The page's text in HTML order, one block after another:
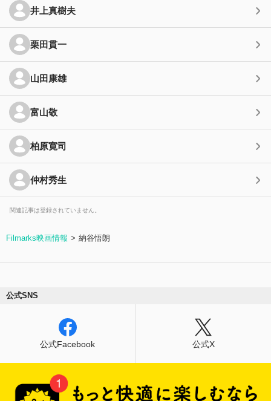
井上真樹夫
栗田貫一
山田康雄
富山敬
柏原寛司
仲村秀生
関連記事は登録されていません。
Filmarks映画情報 納谷悟朗
公式SNS
公式Facebook 公式X